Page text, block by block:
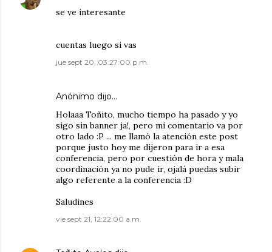
se ve interesante
cuentas luego si vas
jue sept 20, 03:27:00 p.m.
Anónimo dijo…
Holaaa Toñito, mucho tiempo ha pasado y yo
sigo sin banner ja!, pero mi comentario va por
otro lado :P ... me llamó la atención este post
porque justo hoy me dijeron para ir a esa
conferencia, pero por cuestión de hora y mala
coordinación ya no pude ir, ojalá puedas subir
algo referente a la conferencia :D
Saludines
vie sept 21, 12:22:00 a.m.